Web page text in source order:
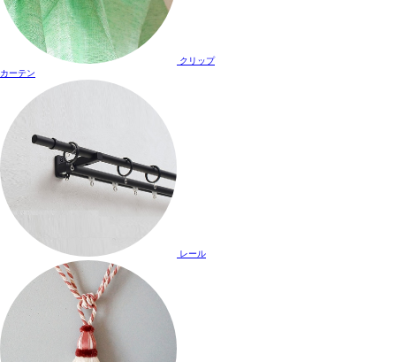
クリップ
カーテン
レール